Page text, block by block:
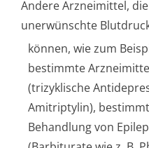
Andere Arzneimittel,
unerwünschte
können, wie zum
bestimmte
(trizyklische
Amitriptylin),
Behandlung von